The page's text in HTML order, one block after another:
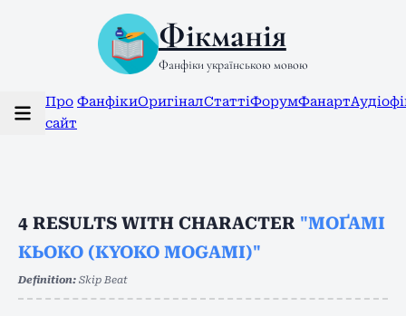
Фікманія
Фанфіки українською мовою
Про
сайт
ФанфікиОригіналСтаттіФорумФанарт
4 RESULTS WITH CHARACTER "МОҐАМІ
КЬОКО (KYOKO MOGAMI)"
Definition: Skip Beat